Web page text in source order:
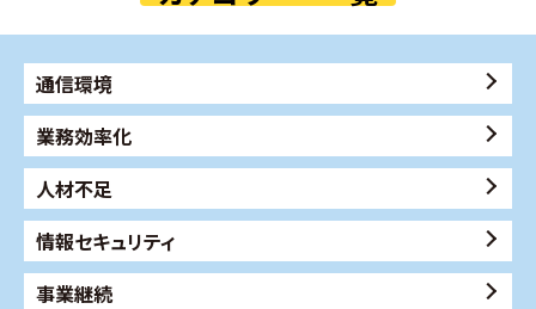
通信環境
業務効率化
人材不足
情報セキュリティ
事業継続